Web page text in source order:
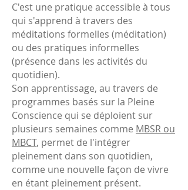
C'est une pratique accessible à tous
qui s'apprend à travers des
méditations formelles (méditation)
ou des pratiques informelles
(présence dans les activités du
quotidien).
Son apprentissage, au travers de
programmes basés sur la Pleine
Conscience qui se déploient sur
plusieurs semaines comme MBSR ou
MBCT, permet de l'intégrer
pleinement dans son quotidien,
comme une nouvelle façon de vivre
en étant pleinement présent.